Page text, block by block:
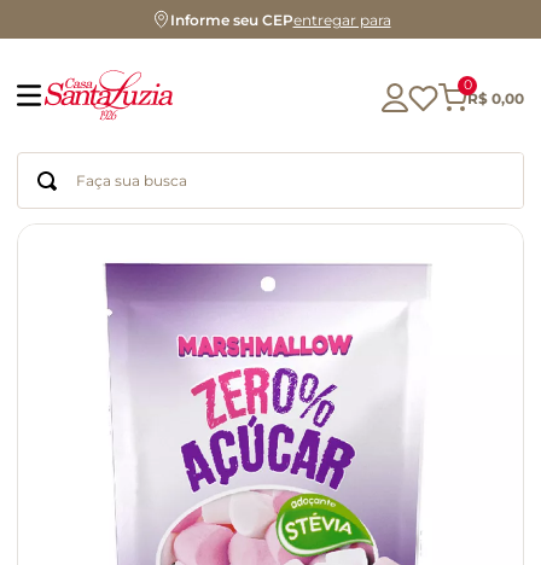
Informe seu CEPentregar para
0
R$ 0,00
Faça sua busca
chocolate